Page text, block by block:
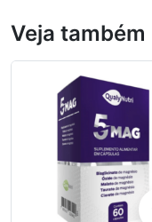
Veja também